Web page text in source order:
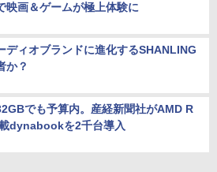
映画＆ゲームが極上体験に
ディオブランドに進化するSHANLING
か？
でも予算内。産経新聞社がAMD R
dynabookを2千台導入